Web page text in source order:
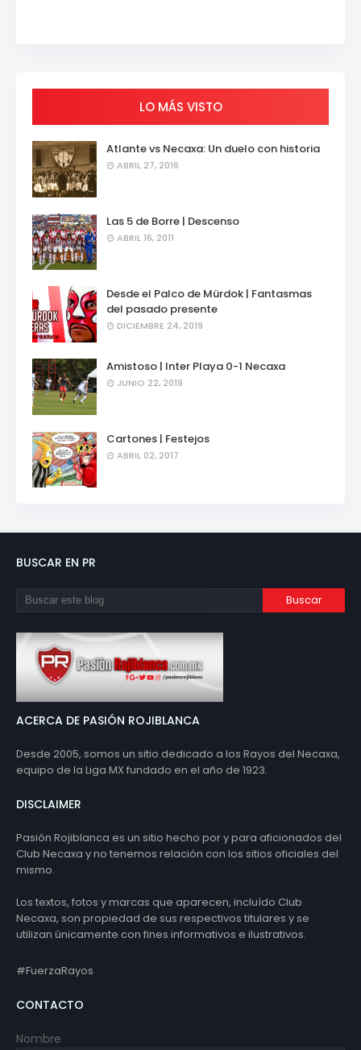
LO MÁS VISTO
Atlante vs Necaxa: Un duelo con historia
ABRIL 27, 2016
Las 5 de Borre | Descenso
ABRIL 16, 2011
Desde el Palco de Mürdok | Fantasmas
del pasado presente
DICIEMBRE 24, 2019
Amistoso | Inter Playa 0-1 Necaxa
JUNIO 22, 2019
Cartones | Festejos
ABRIL 02, 2017
BUSCAR EN PR
ACERCA DE PASIÓN ROJIBLANCA
Desde 2005, somos un sitio dedicado a los Rayos del Necaxa,
equipo de la Liga MX fundado en el año de 1923.
DISCLAIMER
Pasión Rojiblanca es un sitio hecho por y para aficionados del
Club Necaxa y no tenemos relación con los sitios oficiales del
mismo.
Los textos, fotos y marcas que aparecen, incluído Club
Necaxa, son propiedad de sus respectivos titulares y se
utilizan únicamente con fines informativos e ilustrativos.
#FuerzaRayos
CONTACTO
Nombre